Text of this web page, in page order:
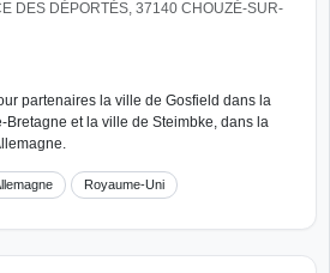
DES DÉPORTÉS, 37140 CHOUZÉ-SUR-
partenaires la ville de Gosfield dans la
et la ville de Steimbke, dans la
Royaume-Uni